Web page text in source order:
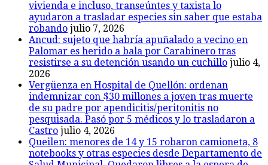
vivienda e incluso, transeúntes y taxista lo
ayudaron a trasladar especies sin saber que estaba
robando julio 7, 2026
Ancud: sujeto que habría apuñalado a vecino en
Palomar es herido a bala por Carabinero tras
resistirse a su detención usando un cuchillo julio 4,
2026
Vergüenza en Hospital de Quellón: ordenan
indemnizar con $30 millones a joven tras muerte
de su padre por apendicitis/peritonitis no
pesquisada. Pasó por 5 médicos y lo trasladaron a
Castro julio 4, 2026
Queilen: menores de 14 y 15 robaron camioneta, 8
notebooks y otras especies desde Departamento de